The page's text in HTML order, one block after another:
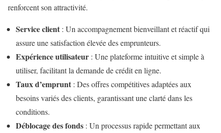
renforcent son attractivité.
Service client : Un accompagnement bienveillant et réactif qui
assure une satisfaction élevée des emprunteurs.
Expérience utilisateur : Une plateforme intuitive et simple à
utiliser, facilitant la demande de crédit en ligne.
Taux d’emprunt : Des offres compétitives adaptées aux
besoins variés des clients, garantissant une clarté dans les
conditions.
Déblocage des fonds : Un processus rapide permettant aux